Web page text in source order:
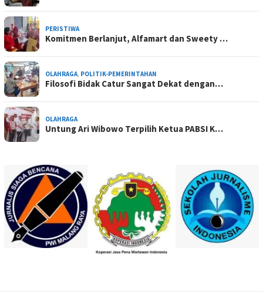
PERISTIWA
Komitmen Berlanjut, Alfamart dan Sweety …
OLAHRAGA, POLITIK-PEMERINTAHAN
Filosofi Bidak Catur Sangat Dekat dengan…
OLAHRAGA
Untung Ari Wibowo Terpilih Ketua PABSI K…